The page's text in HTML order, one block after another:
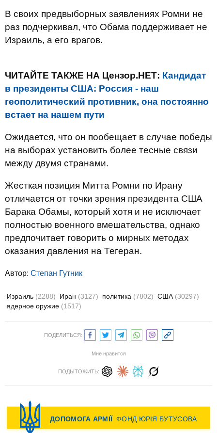
В своих предвыборных заявлениях Ромни не
раз подчеркивал, что Обама поддерживает не
Израиль, а его врагов.
ЧИТАЙТЕ ТАКЖЕ НА Цензор.НЕТ: Кандидат
в президенты США: Россия - наш
геополитический противник, она постоянно
встает на нашем пути
Ожидается, что он пообещает в случае победы
на выборах установить более тесные связи
между двумя странами.
Жесткая позиция Митта Ромни по Ирану
отличается от точки зрения президента США
Барака Обамы, который хотя и не исключает
полностью военного вмешательства, однако
предпочитает говорить о мирных методах
оказания давления на Тегеран.
Автор: Степан Гутник
Израиль (2288) Иран (3127) политика (7802) США (30297)
ядерное оружие (1517)
ПОДЕЛИТЬСЯ:
Мне нравится
ПОДЫТОЖИТЬ: